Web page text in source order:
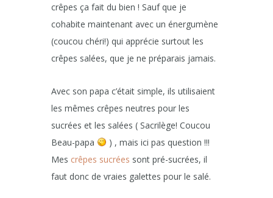
crêpes ça fait du bien ! Sauf que je
cohabite maintenant avec un énergumène
(coucou chéri!) qui apprécie surtout les
crêpes salées, que je ne préparais jamais.
Avec son papa c’était simple, ils utilisaient
les mêmes crêpes neutres pour les
sucrées et les salées ( Sacrilège! Coucou
Beau-papa
) , mais ici pas question !!!
Mes crêpes sucrées sont pré-sucrées, il
faut donc de vraies galettes pour le salé.